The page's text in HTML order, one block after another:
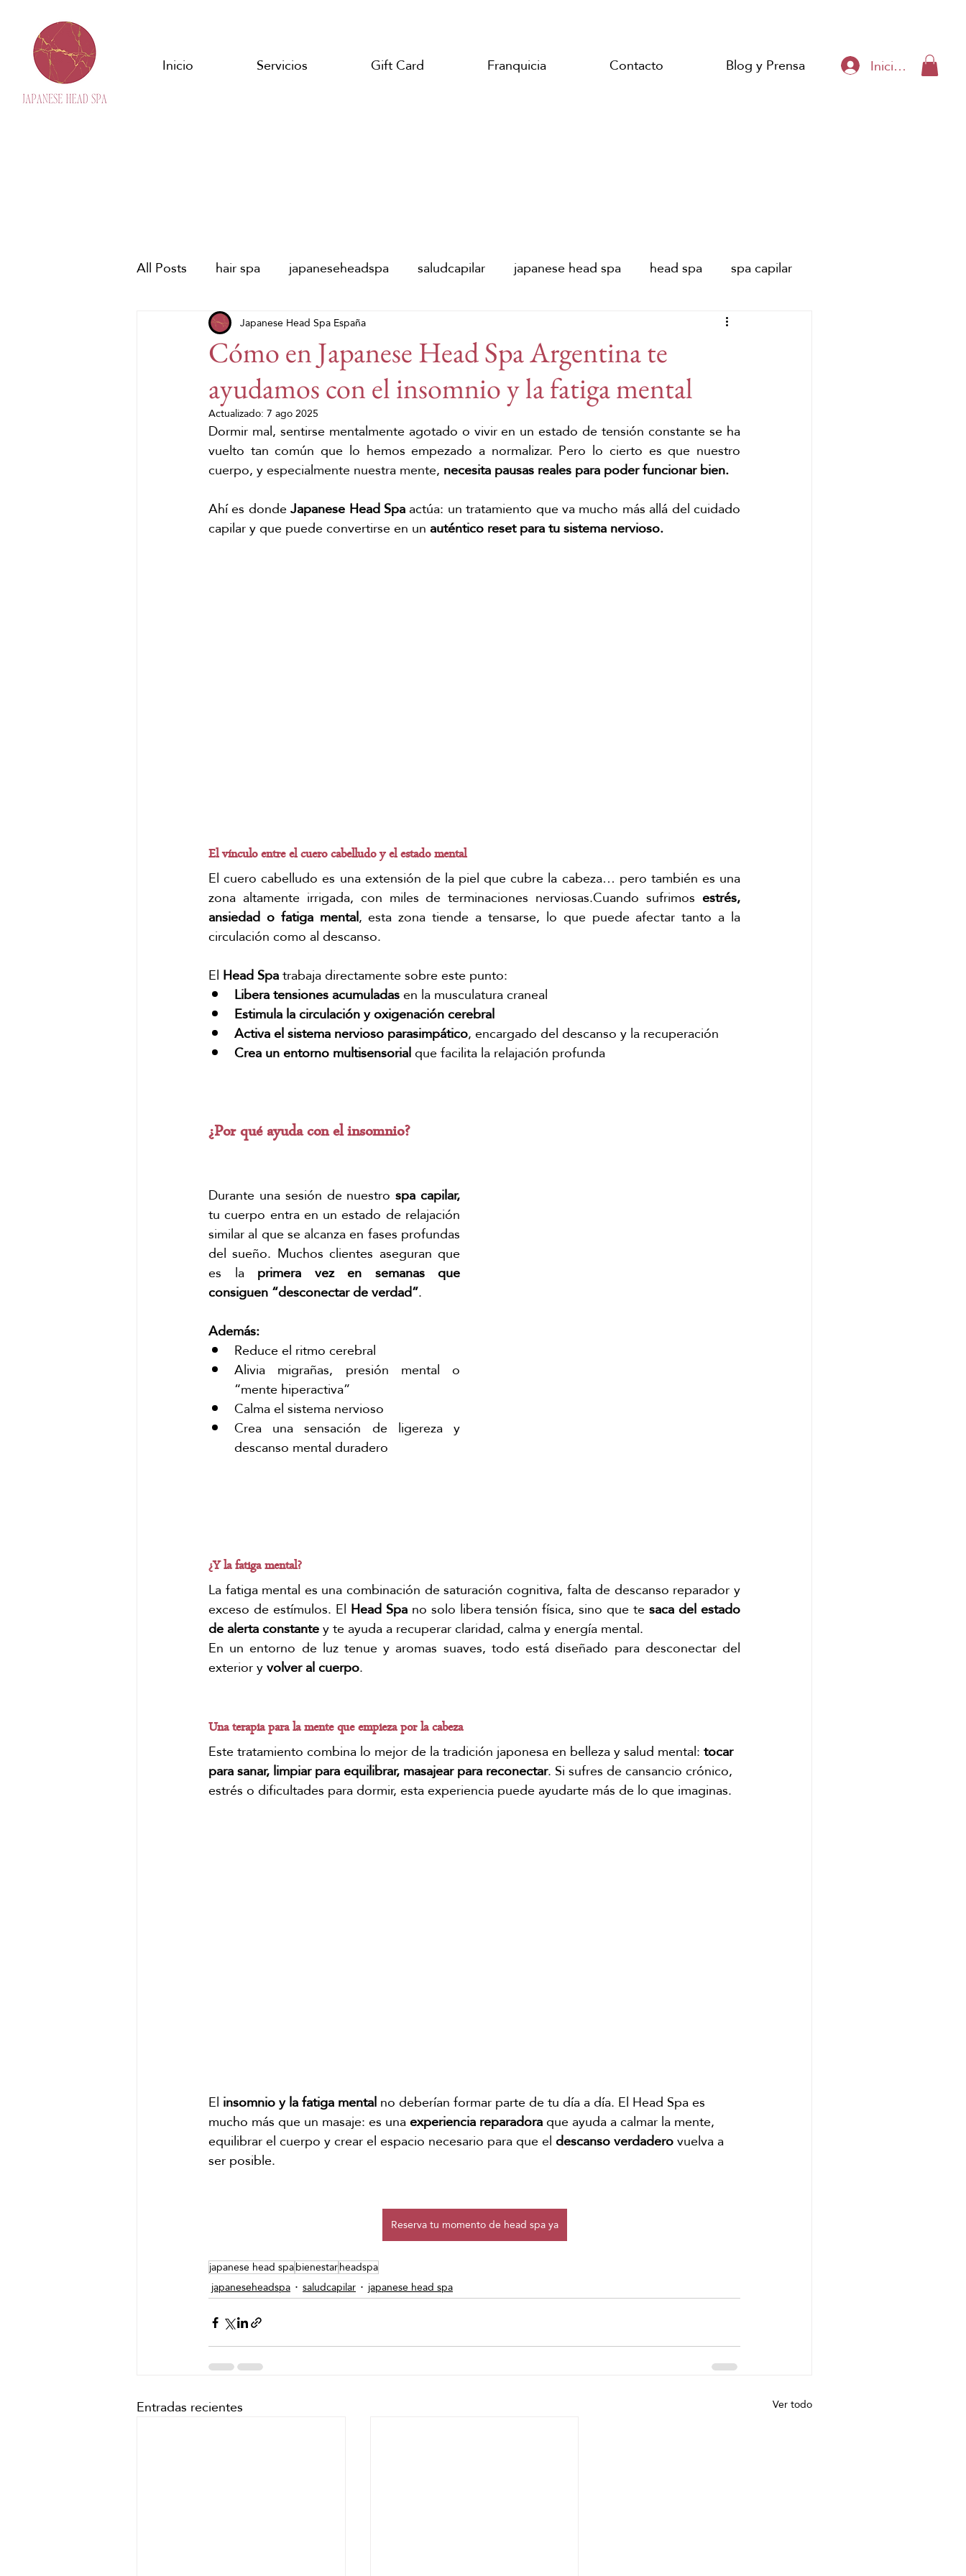
Iniciar sesión
Inicio Servicios Gift Card Franquicia Contacto Blog y Prensa
All Posts hair spa japaneseheadspa saludcapilar japanese head spa head spa spa capilar
spa capilar japonés dia del padre pop up
JHS x Glowfilter Día Mundial de la Salud Prensa Día de la madre estrés
salud franquicia franquicia franquicia
Cómo en Japanese Head Spa Argentina te
ayudamos con el insomnio y la fatiga mental
Japanese Head Spa España
Actualizado:7 ago 2025
Dormir mal, sentirse mentalmente agotado o vivir en un estado de tensión constante se ha
vuelto tan común que lo hemos empezado a normalizar. Pero lo cierto es que nuestro
cuerpo, y especialmente nuestra mente, necesita pausas reales para poder funcionar bien.
Ahí es donde Japanese Head Spa actúa: un tratamiento que va mucho más allá del cuidado
capilar y que puede convertirse en un auténtico reset para tu sistema nervioso.
El vínculo entre el cuero cabelludo y el estado mental
El cuero cabelludo es una extensión de la piel que cubre la cabeza… pero también es una
zona altamente irrigada, con miles de terminaciones nerviosas.Cuando sufrimos estrés,
ansiedad o fatiga mental, esta zona tiende a tensarse, lo que puede afectar tanto a la
circulación como al descanso.
El Head Spa trabaja directamente sobre este punto:
Libera tensiones acumuladas en la musculatura craneal
Estimula la circulación y oxigenación cerebral
Activa el sistema nervioso parasimpático, encargado del descanso y la recuperación
Crea un entorno multisensorial que facilita la relajación profunda
¿Por qué ayuda con el insomnio?
Durante una sesión de nuestro
tu cuerpo entra en un estado de relajación
similar al que se alcanza en fases profundas
del sueño. Muchos clientes aseguran que
es la primera vez en semanas que
consiguen “desconectar de verdad”.
Además:
Reduce el ritmo cerebral
Alivia migrañas, presión mental o
“mente hiperactiva”
Calma el sistema nervioso
Crea una sensación de ligereza y
descanso mental duradero
¿Y la fatiga mental?
La fatiga mental es una combinación de saturación cognitiva, falta de descanso reparador y
exceso de estímulos. El Head Spa no solo libera tensión física, sino que te saca del estado
de alerta constante y te ayuda a recuperar claridad, calma y energía mental.
En un entorno de luz tenue y aromas suaves, todo está diseñado para desconectar del
exterior y volver al cuerpo.
Una terapia para la mente que empieza por la cabeza
Este tratamiento combina lo mejor de la tradición japonesa en belleza y salud mental: tocar
para sanar, limpiar para equilibrar, masajear para reconectar. Si sufres de cansancio crónico,
estrés o dificultades para dormir, esta experiencia puede ayudarte más de lo que imaginas.
El insomnio y la fatiga mental no deberían formar parte de tu día a día. El Head Spa es
mucho más que un masaje: es una experiencia reparadora que ayuda a calmar la mente,
equilibrar el cuerpo y crear el espacio necesario para que el descanso verdadero vuelva a
ser posible.
Reserva tu momento de head spa ya
japanese head spabienestarheadspa
japaneseheadspa
saludcapilar japanese head spa
Entradas recientes Ver todo